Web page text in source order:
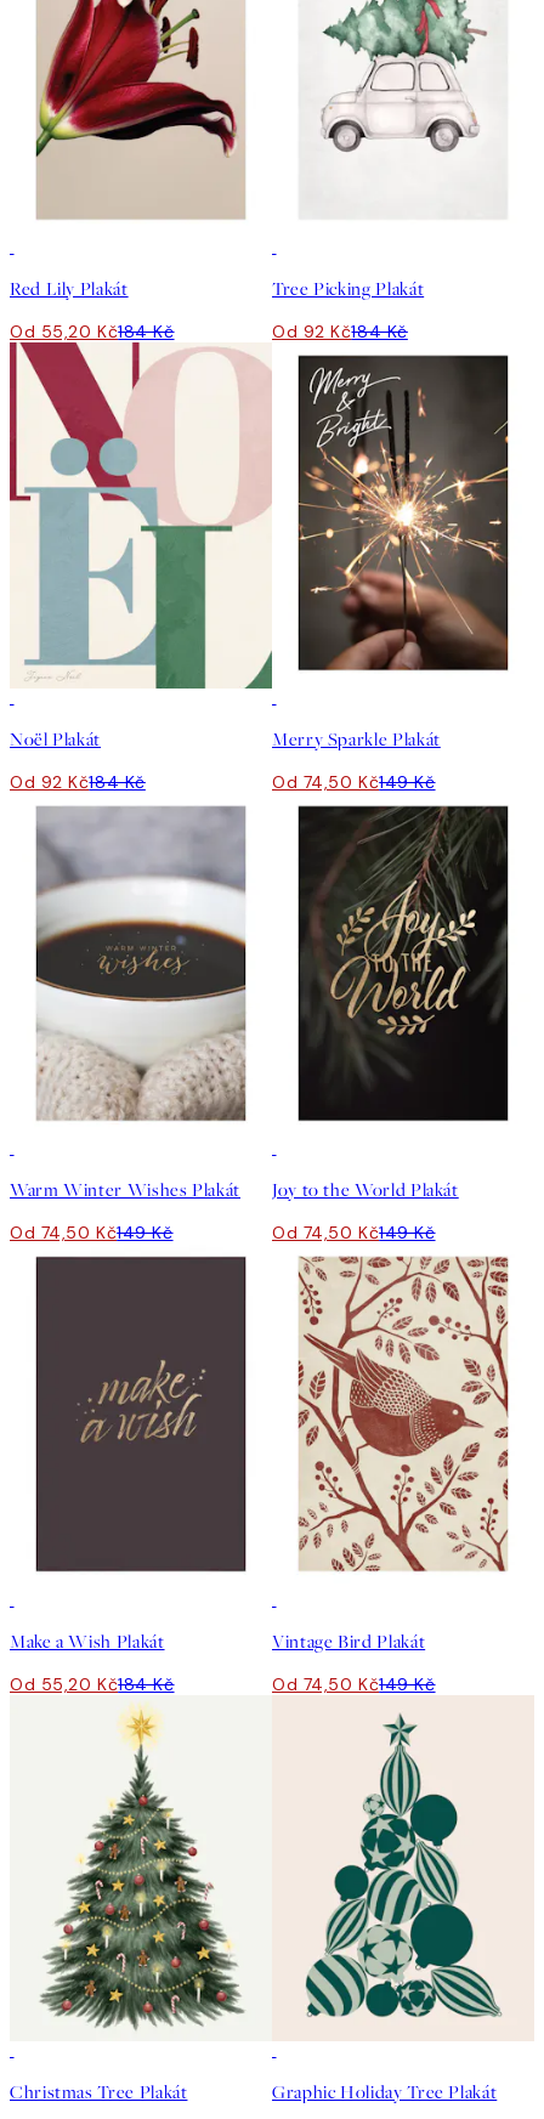
Red Lily Plakát
Od 55,20 Kč184 Kč
Tree Picking Plakát
Od 92 Kč184 Kč
Noël Plakát
Od 92 Kč184 Kč
Merry Sparkle Plakát
Od 74,50 Kč149 Kč
Warm Winter Wishes Plakát
Od 74,50 Kč149 Kč
Joy to the World Plakát
Od 74,50 Kč149 Kč
Make a Wish Plakát
Od 55,20 Kč184 Kč
Vintage Bird Plakát
Od 74,50 Kč149 Kč
Christmas Tree Plakát Graphic Holiday Tree Plakát